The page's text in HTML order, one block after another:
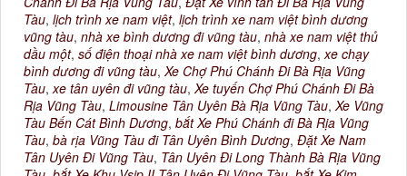
Tàu, lịch trình xe nam việt, lịch trình xe nam việt bình dương
vũng tàu, nhà xe bình dương đi vũng tàu, nhà xe nam việt thủ
dầu một, số điện thoại nhà xe nam việt bình dương,xe chạy
bình dương đi vũng tàu,Xe Chợ Phú Chánh Đi Bà Rịa Vũng
Tàu,xe tân uyên đi vũng tàu,Xe tuyến Chợ Phú Chánh Đi Bà
Rịa Vũng Tàu, Limousine Tân Uyên Bà Rịa Vũng Tàu,Xe Vũng
Tàu Bến Cát Bình Dương, bắt Xe Phú Chánh đi Bà Rịa Vũng
Tàu, bà rịa Vũng Tàu đi Tân Uyên Bình Dương, Đặt Xe Nam
Tân Uyên Đi Vũng Tàu, Tân Uyên Đi Long Thành Bà Rịa Vũng